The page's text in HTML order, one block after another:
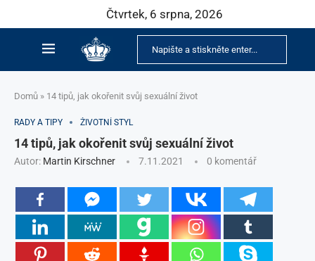
Čtvrtek, 6 srpna, 2026
Domů » 14 tipů, jak okořenit svůj sexuální život
RADY A TIPY ŽIVOTNÍ STYL
14 tipů, jak okořenit svůj sexuální život
Autor: Martin Kirschner 7.11.2021 0 komentář